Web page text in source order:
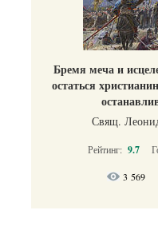
Бремя меча и
остаться
Свящ.
Рейтинг: 9.7
3 569